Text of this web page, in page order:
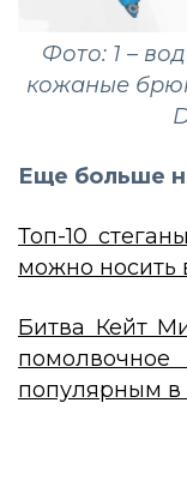
Фото: 1 –
кожаные
Еще больше
Топ-10
можно носить
Битва Кейт
популярным в